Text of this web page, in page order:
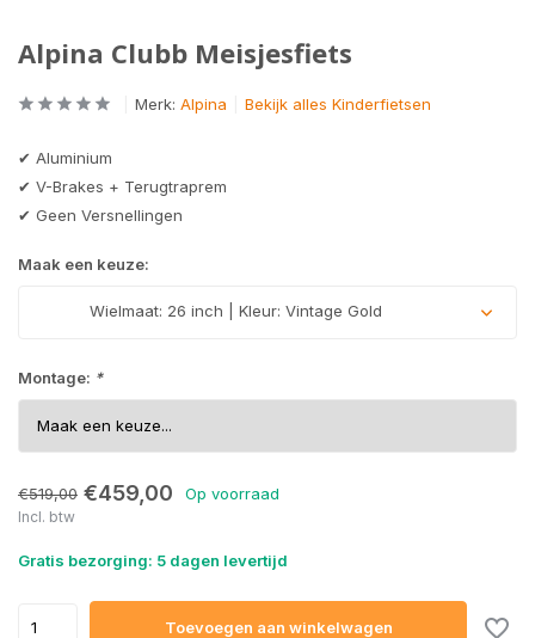
Alpina Clubb Meisjesfiets
Merk: Alpina Bekijk alles Kinderfietsen
✔ Aluminium
✔ V-Brakes + Terugtraprem
✔ Geen Versnellingen
Maak een keuze:
Wielmaat: 26 inch | Kleur: Vintage Gold
Montage: *
€519,00 €459,00 Op voorraad
Incl. btw
Gratis bezorging: 5 dagen levertijd
Toevoegen aan winkelwagen